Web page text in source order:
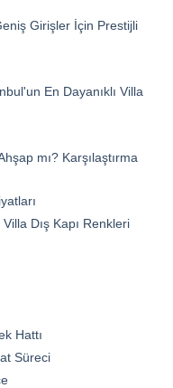
Girişler İçin Prestijli
En Dayanıklı Villa
mı? Karşılaştırma
Dış Kapı Renkleri
Hattı
Süreci